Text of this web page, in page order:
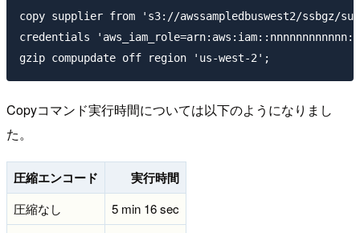
copy supplier from 's3://awssampledbuswest2/ssbgz/
credentials
Copyコマンド実行時間については以下のようになりまし
た。
圧縮エンコード 実行時間
圧縮なし
5 min 16 sec